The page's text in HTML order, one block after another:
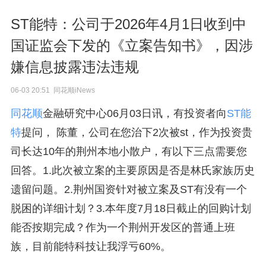
ST能特：公司于2026年4月1日收到中
国证监会下发的《立案告知书》，因涉
嫌信息披露违法违规
06-03 20:51 同花顺iNews
同花顺金融研究中心06月03日讯，有投资者向 ST能
特提问， 陈董，公司在您治下2次被st，作为投资贵
司长达10年的荆州本地小散户，有以下三点需要您
回答。1.此次被立案的主要原因是否是林氏家族历史
遗留问题。2.荆州国资针对被立案及ST有没有一个
脱困的详细计划？3.本年度7月18日截止的回购计划
能否按期完成？作为一个荆州开发区的普通上班
族，目前能特科技让我浮亏60%。